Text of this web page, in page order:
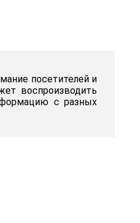
посетителей и
воспроизводить
с разных